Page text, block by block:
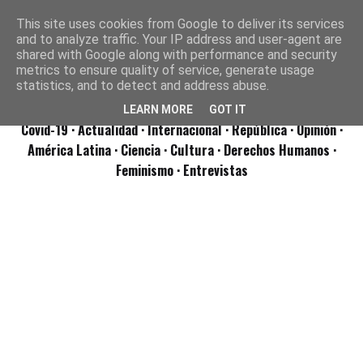
Covid-19· Actualidad· Internacional· República· Opinión·
América Latina · Ciencia · Cultura · Derechos Humanos ·
Feminismo · Entrevistas
This site uses cookies from Google to deliver its services
and to analyze traffic. Your IP address and user-agent are
shared with Google along with performance and security
metrics to ensure quality of service, generate usage
statistics, and to detect and address abuse.
LEARN MORE GOT IT